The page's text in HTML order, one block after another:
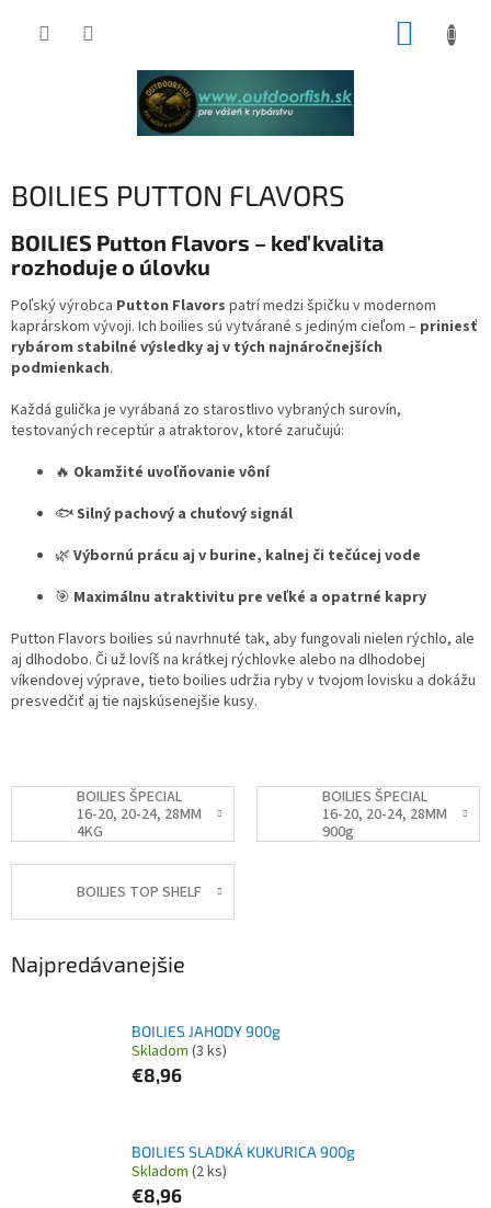
BOILIES PUTTON FLAVORS
BOILIES Putton Flavors – keď kvalita
rozhoduje o úlovku
Poľský výrobca Putton Flavors patrí medzi špičku v modernom
kaprárskom vývoji. Ich boilies sú vytvárané s jediným cieľom – priniesť
rybárom stabilné výsledky aj v tých najnáročnejších
podmienkach.
Každá gulička je vyrábaná zo starostlivo vybraných surovín,
testovaných receptúr a atraktorov, ktoré zaručujú:
🔥 Okamžité uvoľňovanie vôní
🐟Silný pachový a chuťový signál
🌿 Výbornú prácu aj v burine, kalnej či tečúcej vode
🎯 Maximálnu atraktivitu pre veľké a opatrné kapry
Putton Flavors boilies sú navrhnuté tak, aby fungovali nielen rýchlo, ale
aj dlhodobo. Či už lovíš na krátkej rýchlovke alebo na dlhodobej
víkendovej výprave, tieto boilies udržia ryby v tvojom lovisku a dokážu
presvedčiť aj tie najskúsenejšie kusy.
BOILIES ŠPECIAL
16-20, 20-24, 28MM
4KG
BOILIES ŠPECIAL
16-20, 20-24, 28MM
900g
BOILIES TOP SHELF
Najpredávanejšie
BOILIES JAHODY 900g
Skladom (3 ks)
€8,96
BOILIES SLADKÁ KUKURICA 900g
Skladom (2 ks)
€8,96